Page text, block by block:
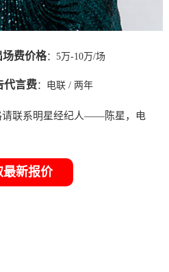
费价格：5万-10万/场
代言费： 电联/ 两年
请联系明星经纪人——陈星，电
最新报价